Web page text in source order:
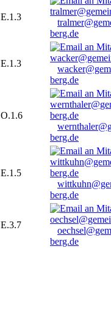
E.1.3
berg.de
E.1.3
berg.de
O.1.6
berg.de
E.1.5
berg.de
E.3.7
berg.de